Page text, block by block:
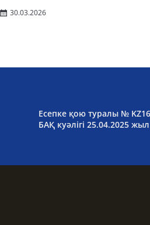
30.03.2026
Есепке қою туралы №
БАҚ куәлігі 25.04.2025